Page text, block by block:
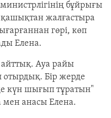
бұйрығы
жалғастыра
гөрі, көп
Елена.
айттық. Ауа райы
отырдық. Бір жерде
күн шығып тұратын"
мен анасы Елена.